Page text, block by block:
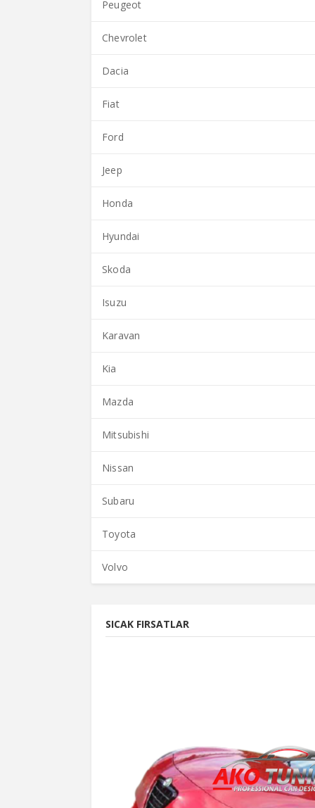
Peugeot
Chevrolet
Dacia
Fiat
Ford
Jeep
Honda
Hyundai
Skoda
Isuzu
Karavan
Kia
Mazda
Mitsubishi
Nissan
Subaru
Toyota
Volvo
SICAK FIRSATLAR